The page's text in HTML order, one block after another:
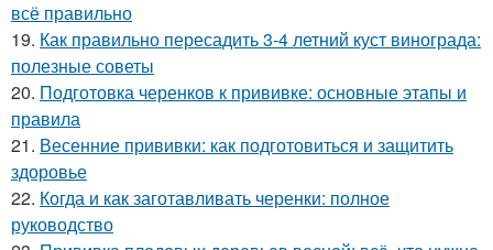
всё правильно
19. Как правильно пересадить 3-4 летний куст винограда:
полезные советы
20. Подготовка черенков к прививке: основные этапы и
правила
21. Весенние прививки: как подготовиться и защитить
здоровье
22. Когда и как заготавливать черенки: полное
руководство